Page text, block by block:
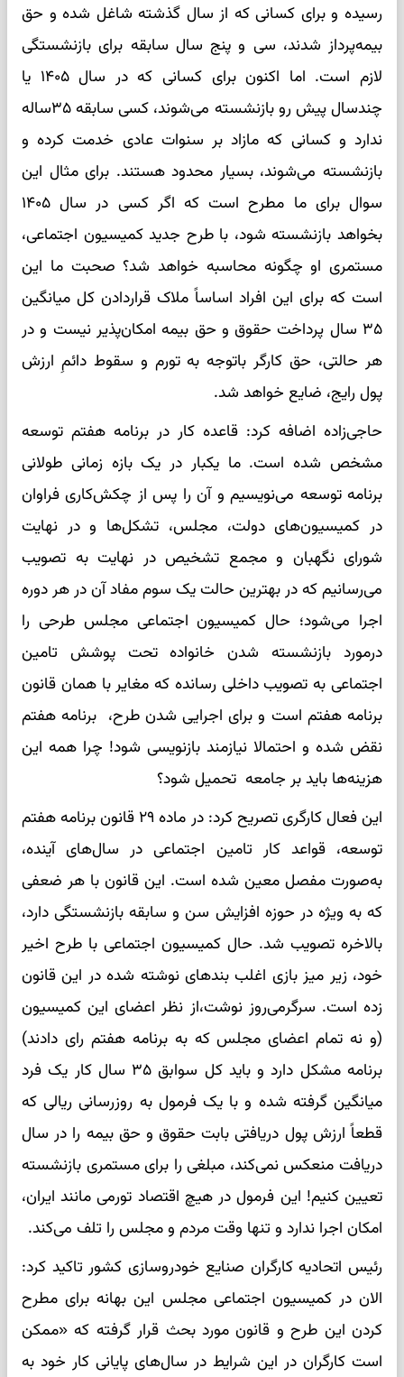
رسیده و برای کسانی که از سال گذشته شاغل شده و حق
بیمه‌پرداز شدند، سی و پنج سال سابقه برای بازنشستگی
لازم است. اما اکنون برای کسانی که در سال ۱۴۰۵ یا
چندسال پیش رو بازنشسته می‌شوند، کسی سابقه ۳۵ساله
ندارد و کسانی که مازاد بر سنوات عادی خدمت کرده و
بازنشسته می‌شوند، بسیار محدود هستند. برای مثال این
سوال برای ما مطرح است که اگر کسی در سال ۱۴۰۵
بخواهد بازنشسته شود، با طرح جدید کمیسیون اجتماعی،
مستمری او چگونه محاسبه خواهد شد؟ صحبت ما این
است که برای این افراد اساساً ملاک قراردادن کل میانگین
۳۵ سال پرداخت حقوق و حق بیمه امکان‌پذیر نیست و در
هر حالتی، حق کارگر باتوجه به تورم و سقوط دائمِ ارزش
پول رایج، ضایع خواهد شد.
حاجی‌زاده اضافه کرد: قاعده کار در برنامه هفتم توسعه
مشخص شده است. ما یکبار در یک بازه زمانی طولانی
برنامه توسعه می‌نویسیم و آن را پس از چکش‌کاری فراوان
در کمیسیون‌های دولت، مجلس، تشکل‌ها و در نهایت
شورای نگهبان و مجمع تشخیص در نهایت به تصویب
می‌رسانیم که در بهترین حالت یک سوم مفاد آن در هر دوره
اجرا می‌شود؛ حال کمیسیون اجتماعی مجلس طرحی را
درمورد بازنشسته شدن خانواده تحت پوشش تامین
اجتماعی به تصویب داخلی رسانده که مغایر با همان قانون
برنامه هفتم است و برای اجرایی شدن طرح، برنامه هفتم
نقض شده و احتمالا نیازمند بازنویسی شود! چرا همه این
هزینه‌ها باید بر جامعه تحمیل شود؟
این فعال کارگری تصریح کرد: در ماده ۲۹ قانون برنامه هفتم
توسعه، قواعد کار تامین اجتماعی در سال‌های آینده،
به‌صورت مفصل معین شده است. این قانون با هر ضعفی
که به ویژه در حوزه افزایش سن و سابقه بازنشستگی دارد،
بالاخره تصویب شد. حال کمیسیون اجتماعی با طرح اخیر
خود، زیر میز بازی اغلب بندهای نوشته شده در این قانون
زده است. سرگرمی‌روز نوشت،از نظر اعضای این کمیسیون
(و نه تمام اعضای مجلس که به برنامه هفتم رای دادند)
برنامه مشکل دارد و باید کل سوابق ۳۵ سال کار یک فرد
میانگین گرفته شده و با یک فرمول به روزرسانی ریالی که
قطعاً ارزش پول دریافتی بابت حقوق و حق بیمه را در سال
دریافت منعکس نمی‌کند، مبلغی را برای مستمری بازنشسته
تعیین کنیم! این فرمول در هیچ اقتصاد تورمی مانند ایران،
امکان اجرا ندارد و تنها وقت مردم و مجلس را تلف می‌کند.
رئیس اتحادیه کارگران صنایع خودروسازی کشور تاکید کرد:
الان در کمیسیون اجتماعی مجلس این بهانه برای مطرح
کردن این طرح و قانون مورد بحث قرار گرفته که «ممکن
است کارگران در این شرایط در سال‌های پایانی کار خود به